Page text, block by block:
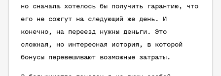
но сначала хотелось бы получить гарантию, что
его не сожгут на следующий же день. И
конечно, на переезд нужны деньги. Это
сложная, но интересная история, в которой
бонусы перевешивают возможные затраты.